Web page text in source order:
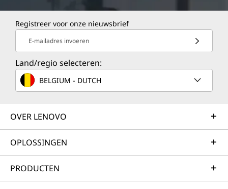
Registreer voor onze nieuwsbrief
E-mailadres invoeren
Land/regio selecteren:
BELGIUM - DUTCH
OVER LENOVO
OPLOSSINGEN
PRODUCTEN